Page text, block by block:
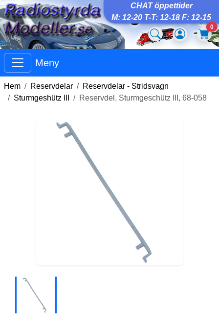
CHAT öppettider
M: 12-20 T-T: 12-18 F: 12-15
0
Meny
Hem Reservdelar
Reservdelar - Stridsvagn
Sturmgeshütz III
Reservdel, Sturmgeschütz III, 68-058